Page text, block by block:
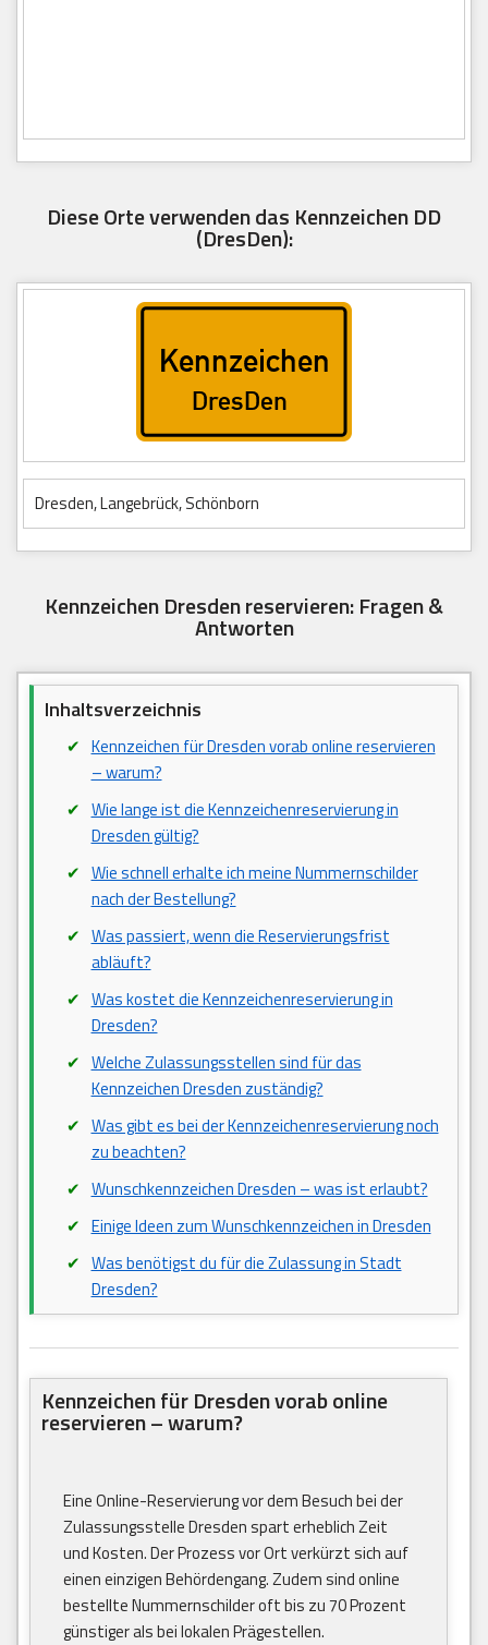
Diese Orte verwenden das Kennzeichen DD
(DresDen):
Dresden, Langebrück, Schönborn
Kennzeichen Dresden reservieren: Fragen &
Antworten
Inhaltsverzeichnis
Kennzeichen für Dresden vorab online reservieren
– warum?
Wie lange ist die Kennzeichenreservierung in
Dresden gültig?
Wie schnell erhalte ich meine Nummernschilder
nach der Bestellung?
Was passiert, wenn die Reservierungsfrist
abläuft?
Was kostet die Kennzeichenreservierung in
Dresden?
Welche Zulassungsstellen sind für das
Kennzeichen Dresden zuständig?
Was gibt es bei der Kennzeichenreservierung noch
zu beachten?
Wunschkennzeichen Dresden – was ist erlaubt?
Einige Ideen zum Wunschkennzeichen in Dresden
Was benötigst du für die Zulassung in Stadt
Dresden?
Kennzeichen für Dresden vorab online
reservieren – warum?
Eine Online-Reservierung vor dem Besuch bei der
Zulassungsstelle Dresden spart erheblich Zeit
und Kosten. Der Prozess vor Ort verkürzt sich auf
einen einzigen Behördengang. Zudem sind online
bestellte Nummernschilder oft bis zu 70 Prozent
günstiger als bei lokalen Prägestellen.